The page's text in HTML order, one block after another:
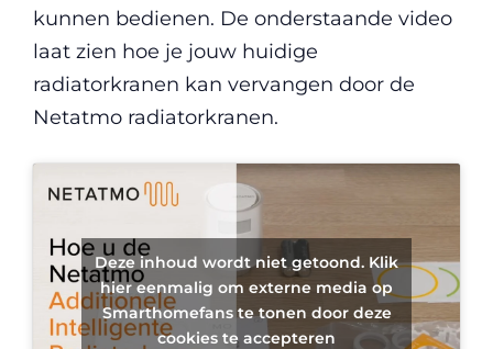
kunnen bedienen. De onderstaande video
laat zien hoe je jouw huidige
radiatorkranen kan vervangen door de
Netatmo radiatorkranen.
Deze inhoud wordt niet getoond. Klik
hier eenmalig om externe media op
Smarthomefans te tonen door deze
cookies te accepteren